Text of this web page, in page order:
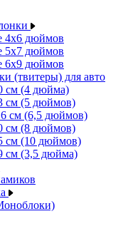
4x6 дюймов
5x7 дюймов
6x9 дюймов
(твитеры) для авто
см (4 дюйма)
см (5 дюймов)
см (6,5 дюймов)
см (8 дюймов)
см (10 дюймов)
см (3,5 дюйма)